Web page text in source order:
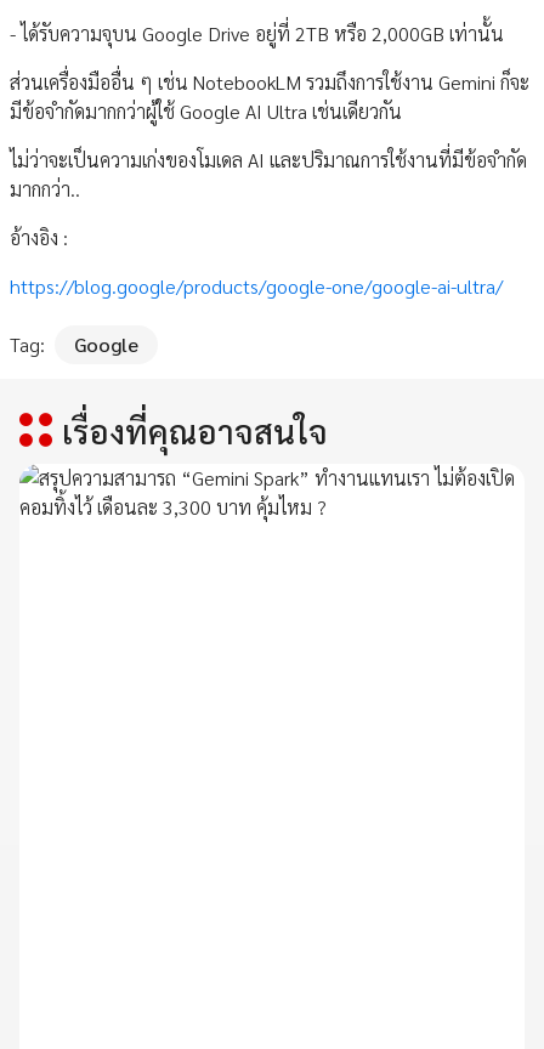
- ได้รับความจุบน Google Drive อยู่ที่ 2TB หรือ 2,000GB เท่านั้น
ส่วนเครื่องมืออื่น ๆ เช่น NotebookLM รวมถึงการใช้งาน Gemini ก็จะ
มีข้อจำกัดมากกว่าผู้ใช้ Google AI Ultra เช่นเดียวกัน
ไม่ว่าจะเป็นความเก่งของโมเดล AI และปริมาณการใช้งานที่มีข้อจำกัด
มากกว่า..
อ้างอิง :
https://blog.google/products/google-one/google-ai-ultra/
Tag: Google
เรื่องที่คุณอาจสนใจ